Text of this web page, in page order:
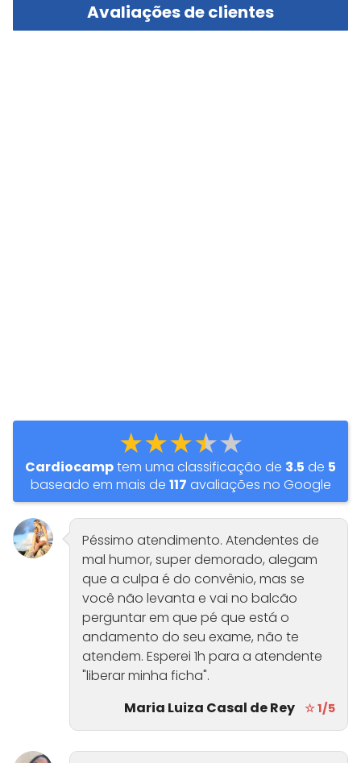
Avaliações de clientes
★★★★★
Cardiocamptem uma classificação de 3.5 de 5
baseado em mais de 117 avaliações no Google
Péssimo atendimento. Atendentes de
mal humor, super demorado, alegam
que a culpa é do convênio, mas se
você não levanta e vai no balcão
perguntar em que pé que está o
andamento do seu exame, não te
atendem. Esperei 1h para a atendente
"liberar minha ficha".
Maria Luiza Casal de Rey ☆ 1/5